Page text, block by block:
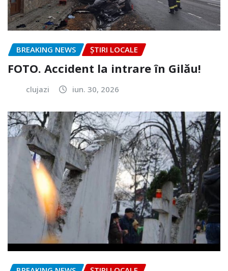
BREAKING NEWS ȘTIRI LOCALE
FOTO. Accident la intrare în Gilău!
clujazi iun. 30, 2026